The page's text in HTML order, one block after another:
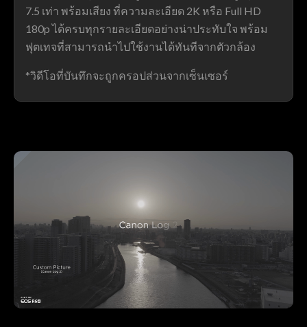
7.5 เท่า พร้อมเสียง ที่ความละเอียด 2K หรือ Full HD
180p ได้ครบทุกรายละเอียดอย่างน่าประทับใจ พร้อม
ฟุตเทจที่สามารถนำไปใช้งานได้ทันทีจากตัวกล้อง
*วิดีโอที่บันทึกจะถูกครอปส่วนจากเซ็นเซอร์